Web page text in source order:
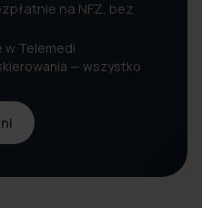
na NFZ, bez
w Telemedi
— wszystko